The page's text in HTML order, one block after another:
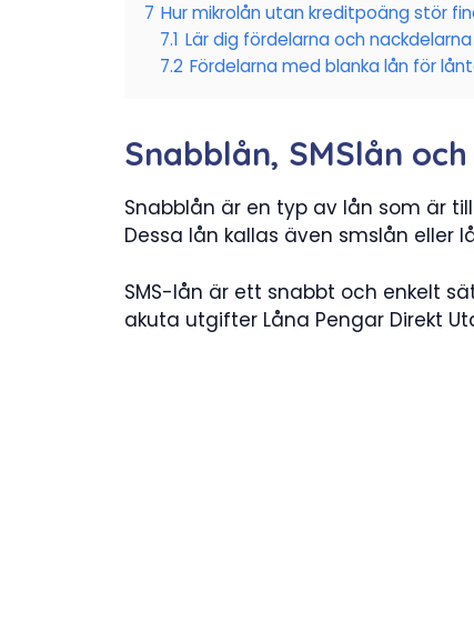
7 Hur mikrolån utan kreditpoäng stör
7.1 Lär dig fördelarna och
7.2 Fördelarna med blanka lån för
Snabblån, SMSlån
Snabblån är en typ av lån som är
Dessa lån kallas även smslån eller
SMS-lån är ett snabbt och enkelt
akuta utgifter Låna Pengar Direkt